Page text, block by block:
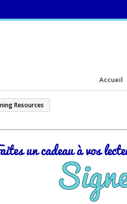
Accueil
Resources